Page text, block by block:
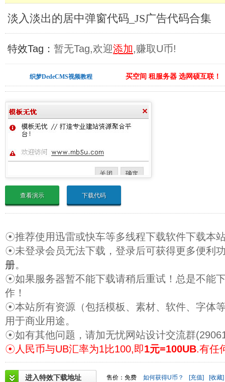
淡入淡出的居中弹窗代码_JS广告代码合集
特效Tag： 暂无Tag,欢迎添加,赚取U币!
织梦DedeCMS视频教程 买空间 租服务器 选网硕互联！
查看演示 下载代码
☉推荐使用迅雷或快车等多线程下载软件下载本
☉未登录会员无法下载，登录后可获得更多便利
册。
☉如果服务器暂不能下载请稍后重试！总是不能
作！
☉本站所有资源（包括模板、素材、软件、字体
用于商业用途。
☉如有其他问题，请加无忧网站设计交流群
☉人民币与UB汇率为1比100,即1元=100UB.有任
进入特效下载地址 售价：免费 如何获得U币？ [充值] [收藏]